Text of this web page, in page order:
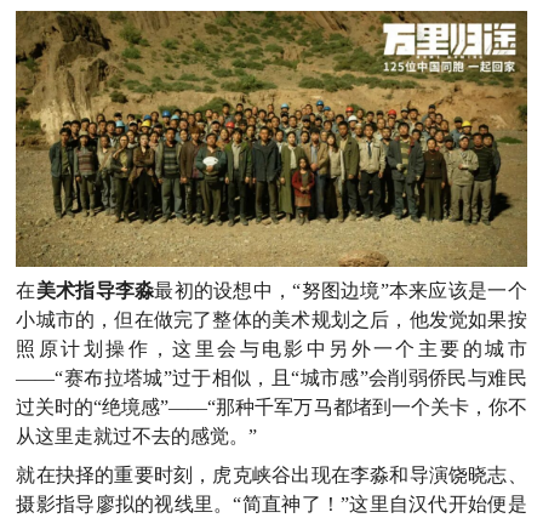
在美术指导李淼最初的设想中，“努图边境”本来应该是一个
小城市的，但在做完了整体的美术规划之后，他发觉如果按
照原计划操作，这里会与电影中另外一个主要的城市
——“赛布拉塔城”过于相似，且“城市感”会削弱侨民与难民
过关时的“绝境感”——“那种千军万马都堵到一个关卡，你不
从这里走就过不去的感觉。”
就在抉择的重要时刻，虎克峡谷出现在李淼和导演饶晓志、
摄影指导廖拟的视线里。“简直神了！”这里自汉代开始便是